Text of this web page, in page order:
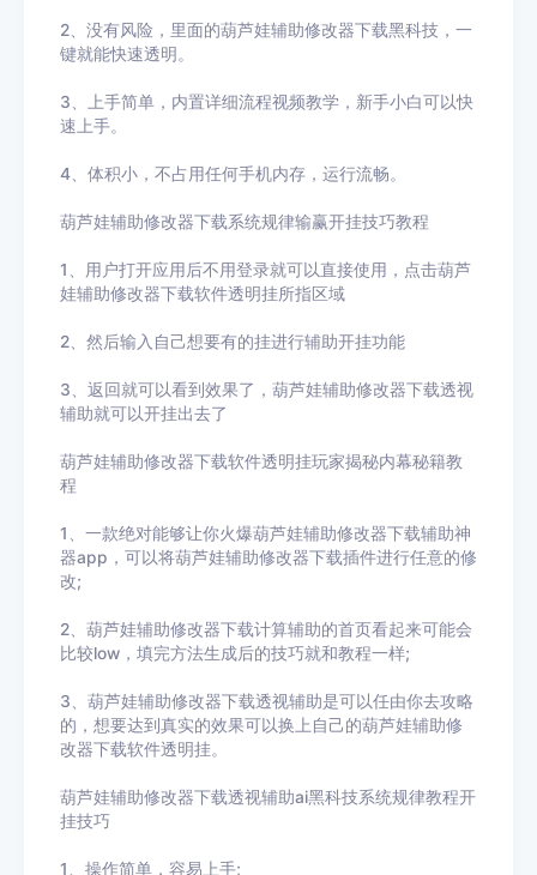
2、没有风险，里面的葫芦娃辅助修改器下载黑科技，一
键就能快速透明。
3、上手简单，内置详细流程视频教学，新手小白可以快
速上手。
4、体积小，不占用任何手机内存，运行流畅。
葫芦娃辅助修改器下载系统规律输赢开挂技巧教程
1、用户打开应用后不用登录就可以直接使用，点击葫芦
娃辅助修改器下载软件透明挂所指区域
2、然后输入自己想要有的挂进行辅助开挂功能
3 、返回就可以看到效果了， 葫芦娃辅助修改器下载透视
辅助就可以开挂出去了
葫芦娃辅助修改器下载软件透明挂玩家揭秘内幕秘籍教
程
1、一款绝对能够让你火爆葫芦娃辅助修改器下载辅助神
器app，可以将葫芦娃辅助修改器下载插件进行任意的修
改;
2、 葫芦娃辅助修改器下载计算辅助的首页看起来可能会
比较low ，填完方法生成后的技巧就和教程一样;
3、 葫芦娃辅助修改器下载透视辅助是可以任由你去攻略
的，想要达到真实的效果可以换上自己的葫芦娃辅助修
改器下载软件透明挂。
葫芦娃辅助修改器下载透视辅助ai黑科技系统规律教程开
挂技巧
1、操作简单，容易上手;